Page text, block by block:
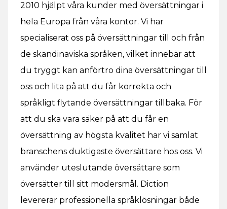
2010 hjälpt våra kunder med översättningar i
hela Europa från våra kontor. Vi har
specialiserat oss på översättningar till och från
de skandinaviska språken, vilket innebär att
du tryggt kan anförtro dina översättningar till
oss och lita på att du får korrekta och
språkligt flytande översättningar tillbaka. För
att du ska vara säker på att du får en
översättning av högsta kvalitet har vi samlat
branschens duktigaste översättare hos oss. Vi
använder uteslutande översättare som
översätter till sitt modersmål. Diction
levererar professionella språklösningar både